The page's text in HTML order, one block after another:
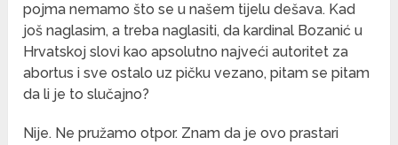
pojma nemamo što se u našem tijelu dešava. Kad
još naglasim, a treba naglasiti, da kardinal Bozanić u
Hrvatskoj slovi kao apsolutno najveći autoritet za
abortus i sve ostalo uz pičku vezano, pitam se pitam
da li je to slučajno?
Nije. Ne pružamo otpor. Znam da je ovo prastari